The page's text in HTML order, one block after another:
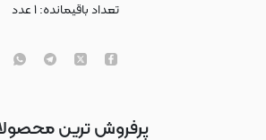
تعداد باقیمانده:۱عدد
پرفروش ترین